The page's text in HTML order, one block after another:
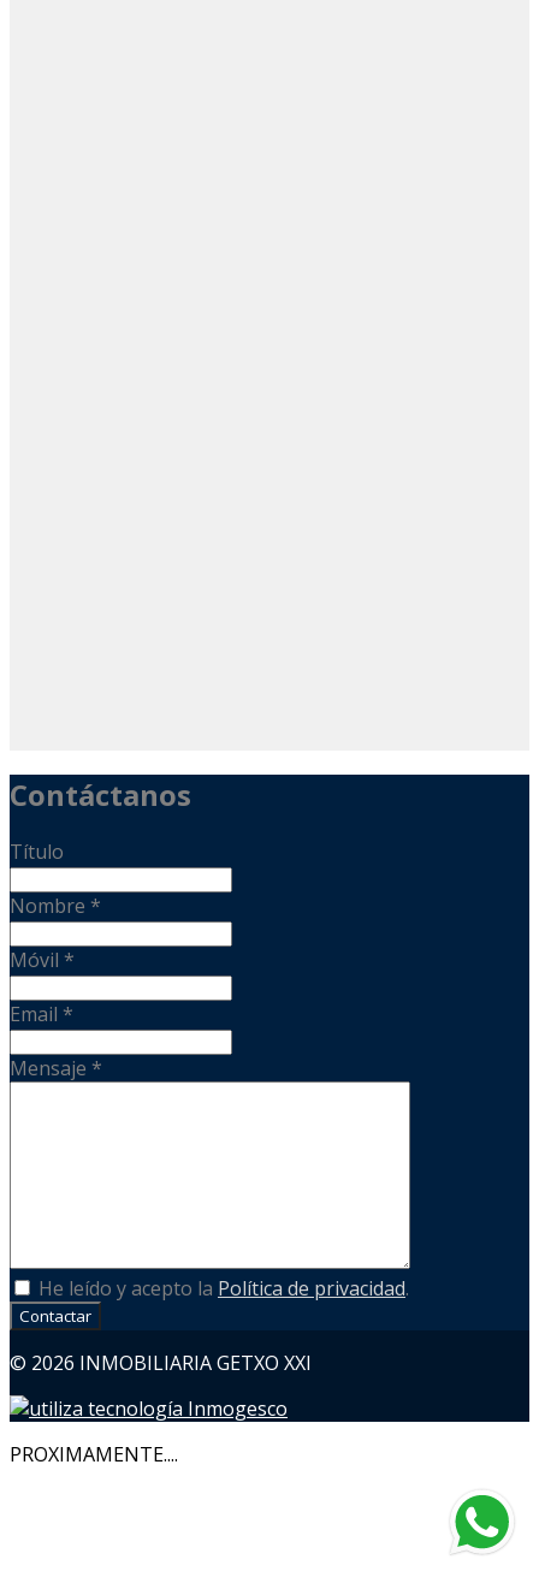
Contáctanos
Título
Nombre *
Móvil *
Email *
Mensaje *
He leído y acepto la Política de privacidad.
Contactar
© 2026 INMOBILIARIA GETXO XXI
PROXIMAMENTE....